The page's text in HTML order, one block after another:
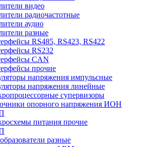
видео
радиочастотные
аудио
разные
RS485, RS423, RS422
RS232
CAN
прочие
напряжения импульсные
напряжения линейные
супервизоры
опорного напряжения ИОН
питания прочие
разные